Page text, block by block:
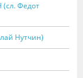
Федот
Нутчин)